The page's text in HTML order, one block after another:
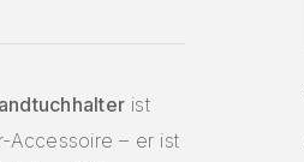
ist
Accessoire – er ist